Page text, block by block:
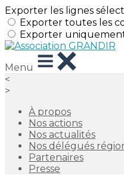
Exporter les lignes
Exporter toutes les
Exporter
Menu
<
>
À propos
Nos actions
Nos actualités
Nos délégués
Partenaires
Presse